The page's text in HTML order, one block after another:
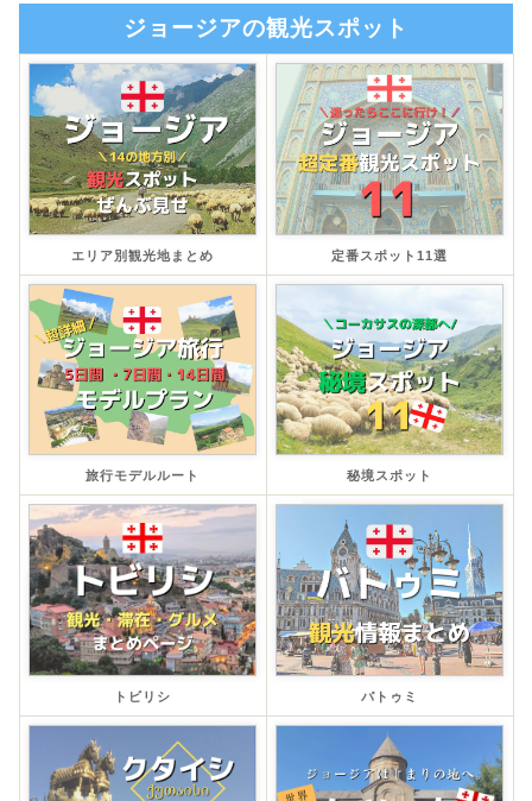
ジョージアの観光スポット
エリア別観光地まとめ 定番スポット11選
旅行モデルルート 秘境スポット
トビリシ バトゥミ